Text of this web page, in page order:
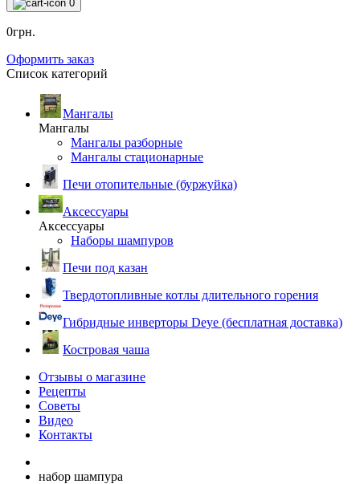
0
0грн.
Оформить заказ
Список категорий
Мангалы
Мангалы
Мангалы разборные
Мангалы стационарные
Печи отопительные (буржуйка)
Аксессуары
Аксессуары
Наборы шампуров
Печи под казан
Твердотопливные котлы длительного горения
Гибридные инверторы Deye (бесплатная доставка)
Костровая чаша
Отзывы о магазине
Рецепты
Советы
Видео
Контакты
набор шампура